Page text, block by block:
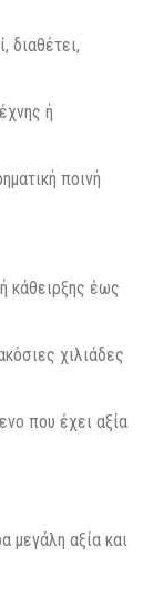
διαθέτει,
ή
ποινή
κάθειρξης έως
χιλιάδες
που έχει αξία
μεγάλη αξία και